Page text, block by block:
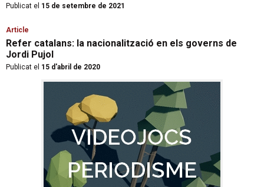
Publicat el 15 de setembre de 2021
Article
Refer catalans: la nacionalització en els governs de
Jordi Pujol
Publicat el 15 d'abril de 2020